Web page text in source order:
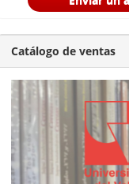
Catálogo de ventas